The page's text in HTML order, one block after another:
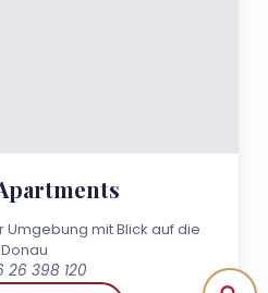
Umgebung mit Blick auf die
Donau
26 398 120